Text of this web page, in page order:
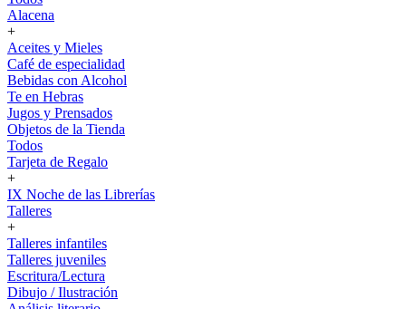
Alacena
+
Aceites y Mieles
Café de especialidad
Bebidas con Alcohol
Te en Hebras
Jugos y Prensados
Objetos de la Tienda
Todos
Tarjeta de Regalo
+
IX Noche de las Librerías
Talleres
+
Talleres infantiles
Talleres juveniles
Escritura/Lectura
Dibujo / Ilustración